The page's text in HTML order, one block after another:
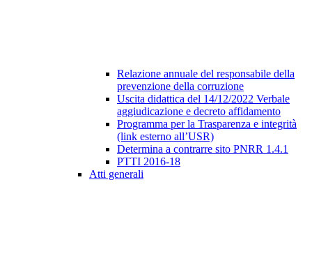
Relazione annuale del responsabile della
prevenzione della corruzione
Uscita didattica del 14/12/2022 Verbale
aggiudicazione e decreto affidamento
Programma per la Trasparenza e integrità
(link esterno all’USR)
Determina a contrarre sito PNRR 1.4.1
PTTI 2016-18
Atti generali